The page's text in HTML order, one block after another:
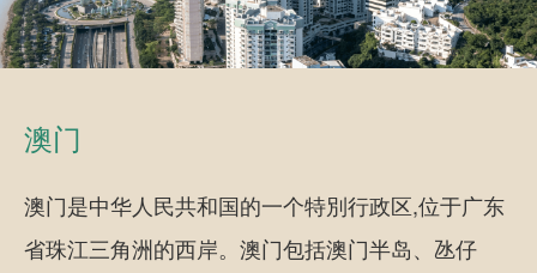
澳门
澳门是中华人民共和国的一个特別行政区,位于广东
省珠江三角洲的西岸。澳门包括澳门半岛、氹仔